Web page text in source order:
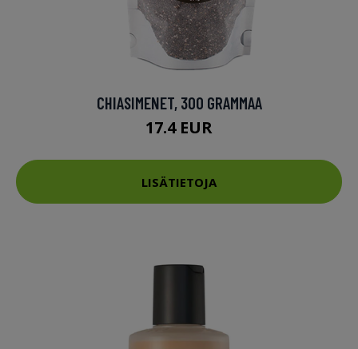
CHIASIMENET, 300 GRAMMAA
17.4 EUR
LISÄTIETOJA